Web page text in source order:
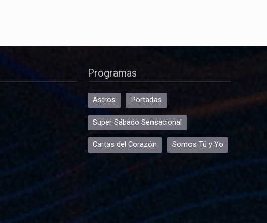
Programas
Astros Portadas
Super Sábado Sensacional
Cartas del Corazón Somos Tú y Yo